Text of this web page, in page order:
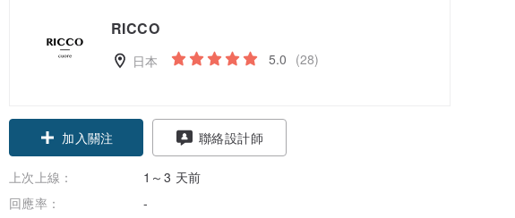
RICCO
日本 5.0 (28)
加入關注 聯絡設計師
上次上線：
1～3 天前
回應率：
-